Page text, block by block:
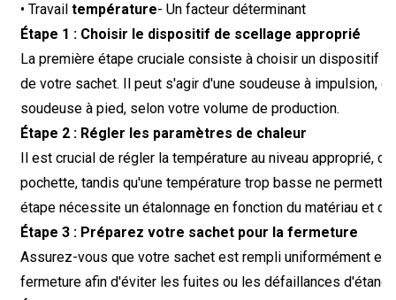
• Travailtempérature- Un facteur déterminant
Étape 1 : Choisir le dispositif de scellage approprié
La première étape cruciale consiste à choisir un dispositif
de votre sachet. Il peut s'agir d'une soudeuse à impulsion,
soudeuse à pied, selon votre volume de production.
Étape 2 : Régler les paramètres de chaleur
Il est crucial de régler la température au niveau approprié,
pochette, tandis qu'une température trop basse ne
étape nécessite un étalonnage en fonction du matériau et
Étape 3 : Préparez votre sachet pour la fermeture
Assurez-vous que votre sachet est rempli uniformément et
fermeture afin d'éviter les fuites ou les défaillances